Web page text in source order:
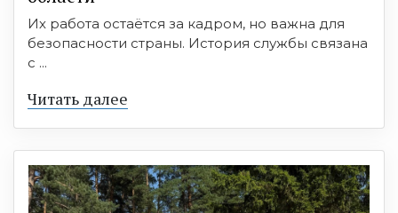
Их работа остаётся за кадром, но важна для
безопасности страны. История службы связана
с ...
Читать далее